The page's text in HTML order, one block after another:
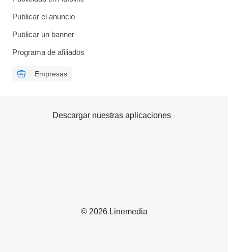
Publicar el anuncio
Publicar un banner
Programa de afiliados
Empresas
© 2026 Linemedia
Descargar nuestras aplicaciones